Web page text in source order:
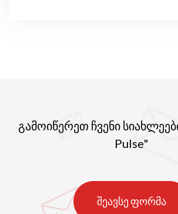
გამოიწერეთ ჩვენი
Pulse"
შეავსე ფორმა